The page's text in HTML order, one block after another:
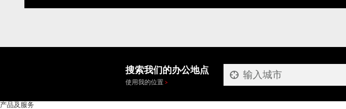
搜索我们的办公地点
使用我的位置
产品及服务